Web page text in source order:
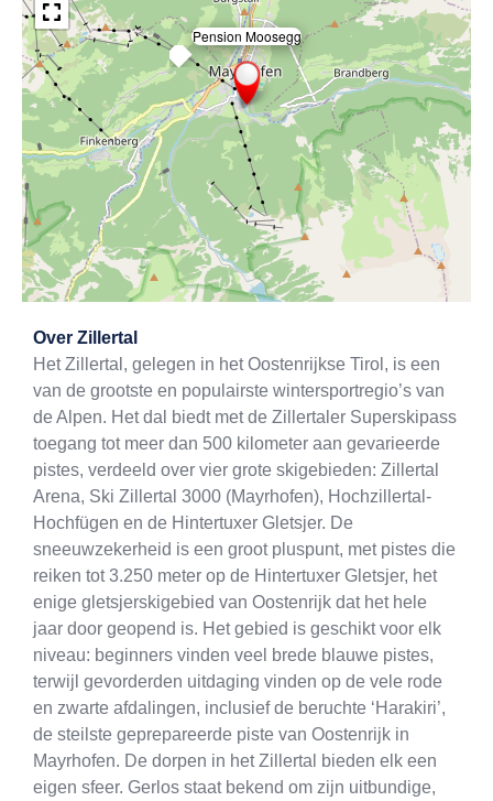
Pension Moosegg
×
Over Zillertal
Het Zillertal, gelegen in het Oostenrijkse Tirol, is een
van de grootste en populairste wintersportregio’s van
de Alpen. Het dal biedt met de Zillertaler Superskipass
toegang tot meer dan 500 kilometer aan gevarieerde
pistes, verdeeld over vier grote skigebieden: Zillertal
Arena, Ski Zillertal 3000 (Mayrhofen), Hochzillertal-
Hochfügen en de Hintertuxer Gletsjer. De
sneeuwzekerheid is een groot pluspunt, met pistes die
reiken tot 3.250 meter op de Hintertuxer Gletsjer, het
enige gletsjerskigebied van Oostenrijk dat het hele
jaar door geopend is. Het gebied is geschikt voor elk
niveau: beginners vinden veel brede blauwe pistes,
terwijl gevorderden uitdaging vinden op de vele rode
en zwarte afdalingen, inclusief de beruchte ‘Harakiri’,
de steilste geprepareerde piste van Oostenrijk in
Mayrhofen. De dorpen in het Zillertal bieden elk een
eigen sfeer. Gerlos staat bekend om zijn uitbundige,